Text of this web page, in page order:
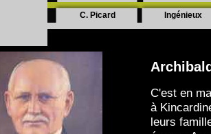
C. Picard Ingénieux
C'est en
à
leurs